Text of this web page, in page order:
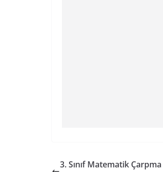
3. Sınıf Matematik